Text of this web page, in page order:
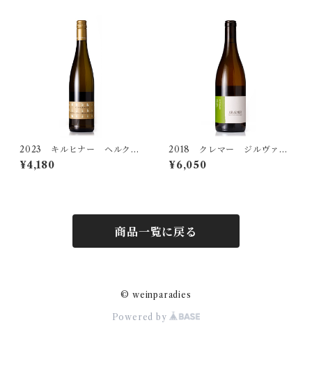
2023 キルヒナー ヘルクス
ハイム リースリング トロ
ッケン
¥4,180
2018 クレマー ジルヴァー
ナー アルテレーベン トロ
ッケン
¥6,050
商品一覧に戻る
© weinparadies
Powered by